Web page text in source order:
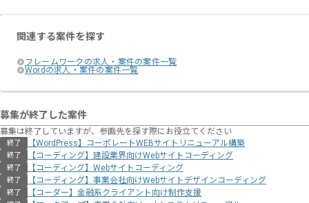
関連する案件を探す
フレームワークの求人・案件の案件一覧
Wordの求人・案件の案件一覧
募集が終了した案件
募集は終了していますが、参画先を探す際にお役立てください
終了 【WordPress】コーポレートWEBサイトリニューアル構築
終了 【コーディング】建設業界向けWebサイトコーディング
終了 【コーディング】Webサイトコーディング
終了 【コーディング】事業会社向けWebサイトデザインコーディング
終了 【コーダー】金融系クライアント向け制作支援